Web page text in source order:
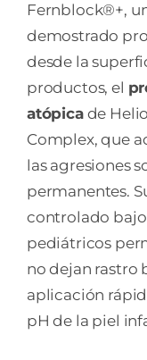
Fernblock®+,
demostrado
desde la
productos, el
atópicade
Complex, que
las agresiones
permanentes.
controlado
pediátricos
no dejan rastro
aplicación
pH de la piel